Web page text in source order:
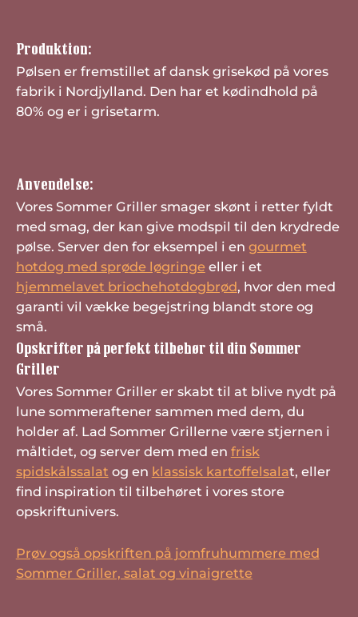
Produktion:
Pølsen er fremstillet af dansk grisekød på vores
fabrik i Nordjylland. Den har et kødindhold på
80% og er i grisetarm.
Anvendelse:
Vores Sommer Griller smager skønt i retter fyldt
med smag, der kan give modspil til den krydrede
pølse. Server den for eksempel i en gourmet
hotdog med sprøde løgringeeller i et
hjemmelavet briochehotdogbrød, hvor den med
garanti vil vække begejstring blandt store og
små.
Opskrifter på perfekt tilbehør til din Sommer
Griller
Vores Sommer Griller er skabt til at blive nydt på
lune sommeraftener sammen med dem, du
holder af. Lad Sommer Grillerne være stjernen i
måltidet, og server dem med en frisk
spidskålssalat og en klassisk kartoffelsalat, eller
find inspiration til tilbehøret i vores store
opskriftunivers.
Prøv også opskriften på jomfruhummere med
Sommer Griller, salat og vinaigrette